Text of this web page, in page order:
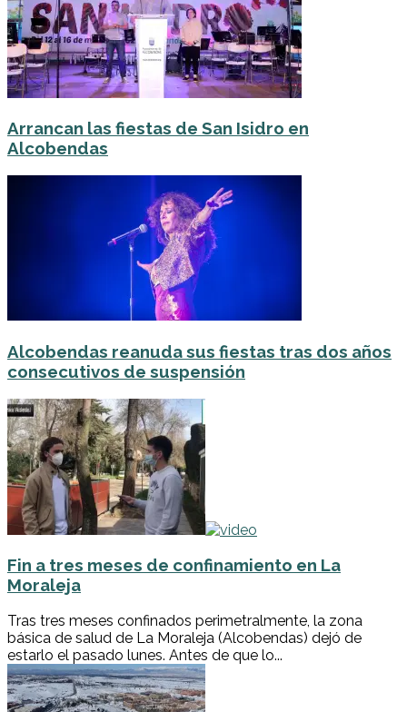
Arrancan las fiestas de San Isidro en
Alcobendas
Alcobendas reanuda sus fiestas tras dos años
consecutivos de suspensión
Fin a tres meses de confinamiento en La
Moraleja
Tras tres meses confinados perimetralmente, la zona
básica de salud de La Moraleja (Alcobendas) dejó de
estarlo el pasado lunes. Antes de que lo...